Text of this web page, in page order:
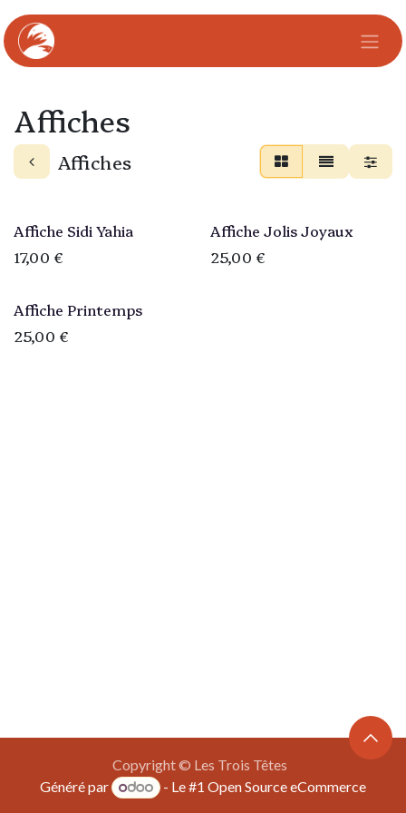
Affiches
Affiches
Affiche Sidi Yahia
17,00 €
Affiche Jolis Joyaux
25,00 €
Affiche Printemps
25,00 €
Copyright © Les Trois Têtes
Généré par
- Le #1Open Source eCommerce